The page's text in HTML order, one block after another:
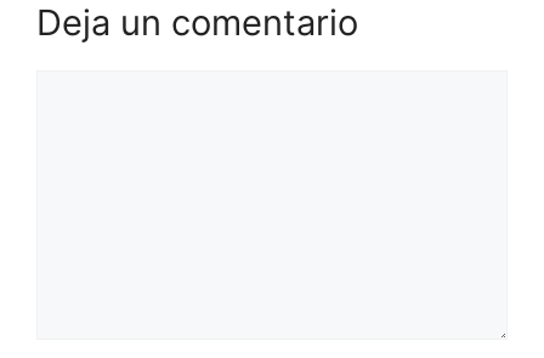
Deja un comentario